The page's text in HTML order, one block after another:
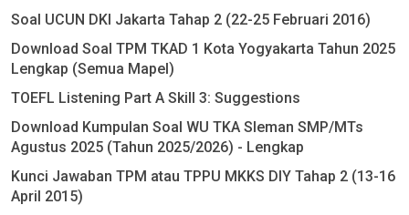
Soal UCUN DKI Jakarta Tahap 2 (22-25 Februari 2016)
Download Soal TPM TKAD 1 Kota Yogyakarta Tahun 2025
Lengkap (Semua Mapel)
TOEFL Listening Part A Skill 3: Suggestions
Download Kumpulan Soal WU TKA Sleman SMP/MTs
Agustus 2025 (Tahun 2025/2026) - Lengkap
Kunci Jawaban TPM atau TPPU MKKS DIY Tahap 2 (13-16
April 2015)